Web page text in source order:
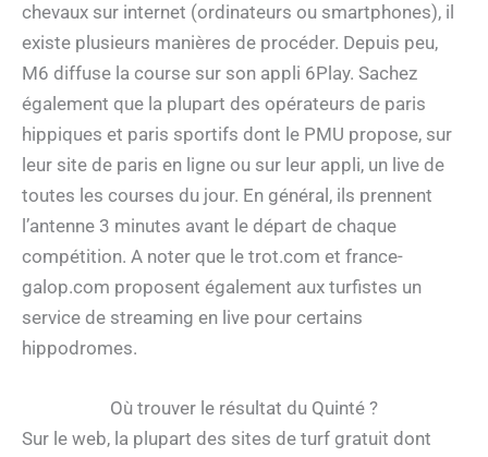
chevaux sur internet (ordinateurs ou smartphones), il
existe plusieurs manières de procéder. Depuis peu,
M6 diffuse la course sur son appli 6Play. Sachez
également que la plupart des opérateurs de paris
hippiques et paris sportifs dont le PMU propose, sur
leur site de paris en ligne ou sur leur appli, un live de
toutes les courses du jour. En général, ils prennent
l’antenne 3 minutes avant le départ de chaque
compétition. A noter que le trot.com et france-
galop.com proposent également aux turfistes un
service de streaming en live pour certains
hippodromes.
Où trouver le résultat du Quinté ?
Sur le web, la plupart des sites de turf gratuit dont